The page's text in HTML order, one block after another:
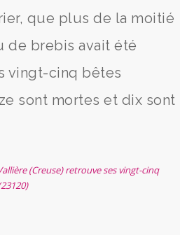
que plus de la moitié
de brebis avait été
vingt-cinq bêtes
sont mortes et dix sont
(Creuse) retrouve ses vingt-cinq